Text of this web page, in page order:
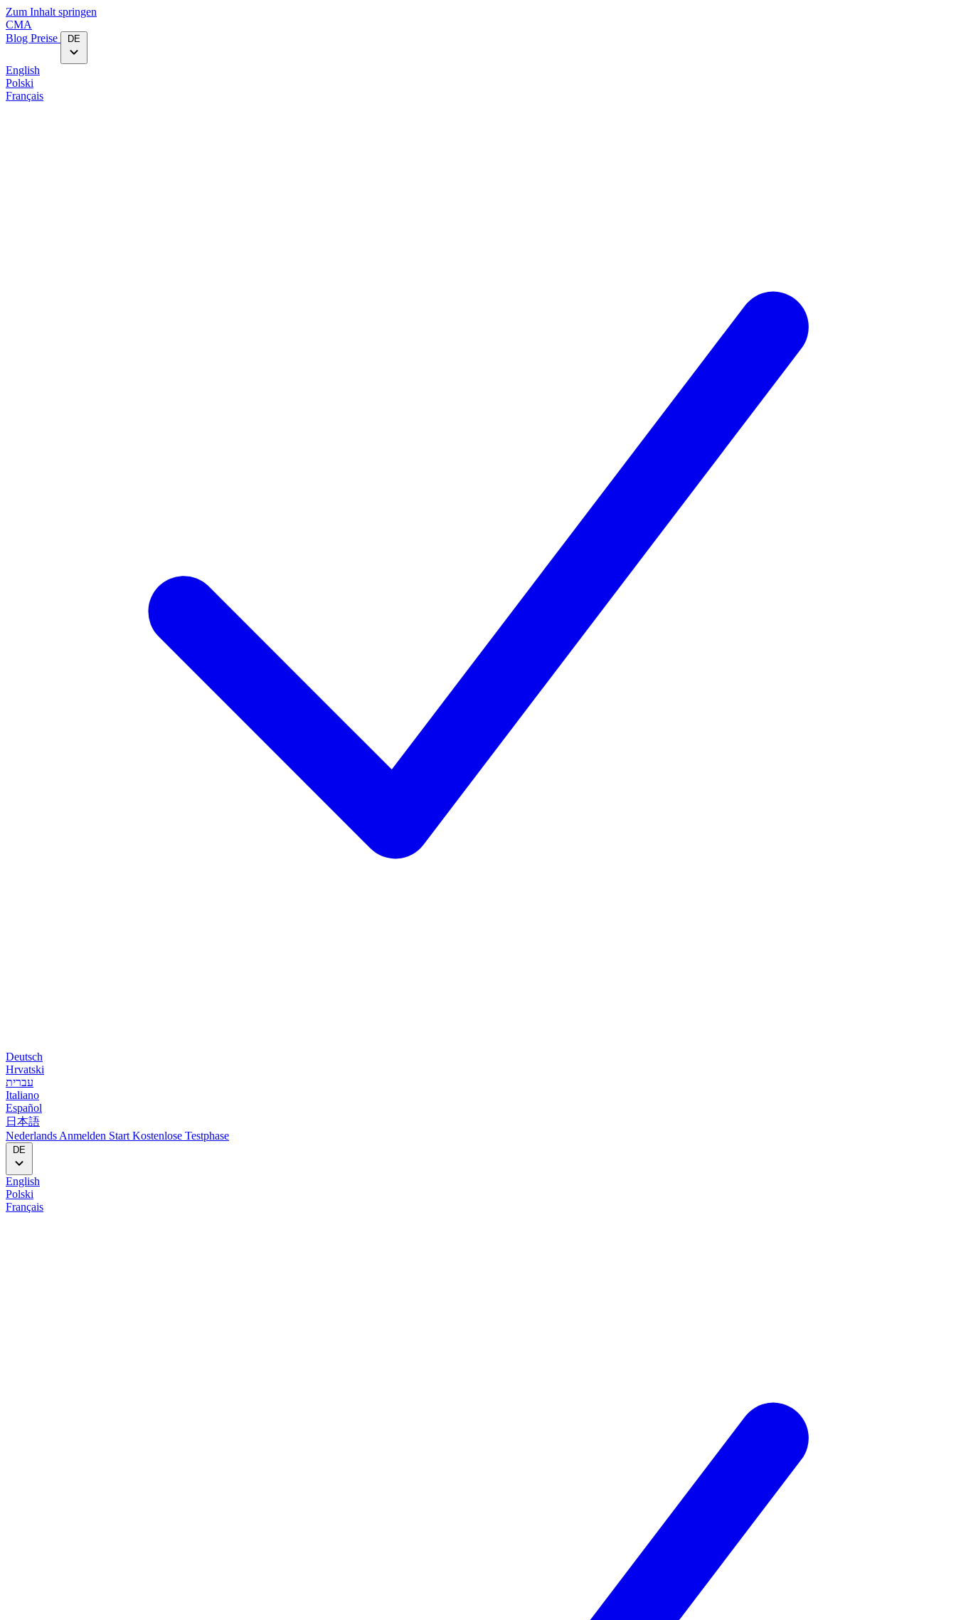
Zum Inhalt springen
CMA
Blog‎ Preise DE
English
Polski
Français
Deutsch
Hrvatski
עברית
Italiano
Español
日本語
Nederlands Anmelden Start Kostenlose Testphase
DE
English
Polski
Français